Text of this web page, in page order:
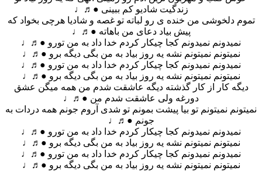
زندگیت شادیو کم ببینی ●♬♩
تموم دلخوشی من خنده ی رو لباته تو غصه و شادیا هرچی بخواد که
پیش بیاد دعای من باهاته ●♬♩
نمیدونم نمیدونم کجا چیکار کردم خدا داد به من تورو ●♬♩
نمیتونم نمیتونم نشه یه روز بیاد به من بگی دیگه برو ●♬♩
نمیدونم نمیدونم کجا چیکار کردم خدا داد به من تورو ●♬♩
نمیتونم نمیتونم نشه یه روز بیاد به من بگی دیگه برو ●♬♩
دیگه کار از کار گذشته دیگه عاشقت شدم من همه میگن عشق
دورغه ولی عاشقت شدم من ●♬♩
نمیتونم نمیتونم تو بیا پیشت بمونم تو شدی آروم جونم همه دردات به
جونم ●♬♩
نمیدونم نمیدونم کجا چیکار کردم خدا داد به من تورو ●♬♩
نمیتونم نمیتونم نشه یه روز بیاد به من بگی دیگه برو ●♬♩
نمیدونم نمیدونم کجا چیکار کردم خدا داد به من تورو ●♬♩
نمیتونم نمیتونم نشه یه روز بیاد به من بگی دیگه برو ●♬♩